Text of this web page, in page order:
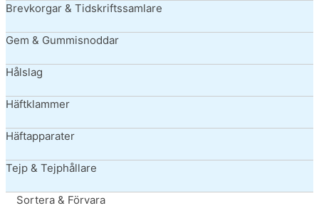
Brevkorgar & Tidskriftssamlare
Gem & Gummisnoddar
Hålslag
Häftklammer
Häftapparater
Tejp & Tejphållare
Sortera & Förvara